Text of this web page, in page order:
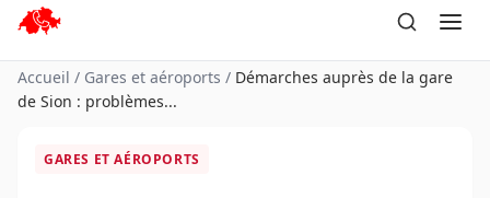
Aller
contenu
Accueil / Gares et aéroports / Démarches auprès de la gare
de Sion : problèmes...
GARES ET AÉROPORTS